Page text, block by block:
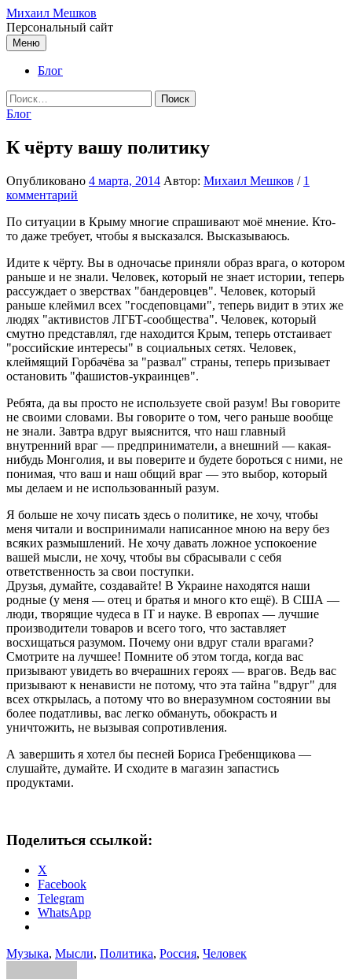
Перейти
к
содержимому
Михаил Мешков
Персональный сайт
Меню
Блог
Найти:
Блог
К чёрту вашу политику
Опубликовано 4 марта, 2014 Автор: Михаил Мешков / 1
комментарий
По ситуации в Крыму многие спрашивают моё мнение. Кто-
то даже требует, чтобы я высказался. Высказываюсь.
Идите к чёрту. Вы в одночасье приняли образ врага, о котором
раньше и не знали. Человек, который не знает истории, теперь
рассуждает о зверствах "бандеровцев". Человек, который
раньше клеймил всех "госдеповцами", теперь видит в этих же
людях "активистов ЛГБТ-сообщества". Человек, который
смутно представлял, где находится Крым, теперь отстаивает
"российские интересы" в социальных сетях. Человек,
клеймящий Горбачёва за "развал" страны, теперь призывает
остановить "фашистов-украинцев".
Ребята, да вы просто не используете свой разум! Вы говорите
не своими словами. Вы говорите о том, чего раньше вообще
не знали. Завтра вдруг выяснится, что наш главный
внутренний враг — предприниматели, а внешний — какая-
нибудь Монголия, и вы поверите и будете бороться с ними, не
понимая, что ваш и наш общий враг — это выбор, который
мы делаем и не использованный разум.
Я больше не хочу писать здесь о политике, не хочу, чтобы
меня читали и воспринимали написанное мною на веру без
всяких размышлений. Не хочу давать ложное успокоение
вашей мысли, не хочу, чтобы вы сбрасывали с себя
ответственность за свои поступки.
Друзья, думайте, создавайте! В Украине находятся наши
родные (у меня — отец и братья и много кто ещё). В США —
люди, творящие чудеса в IT и науке. В европах — лучшие
производители товаров и всего того, что заставляет
восхищаться разумом. Почему они вдруг стали врагами?
Смотрите на лучшее! Помните об этом тогда, когда вас
призывают увидеть во вчерашних героях — врагов. Ведь вас
призывают к ненависти не потому, что эта тайна "вдруг" для
всех открылась, а потому что во внеразумном состоянии вы
более податливы, вас легко обмануть, обокрасть и
уничтожить, не вызывая сопротивления.
А завершить я хотел бы песней Бориса Гребенщикова —
слушайте, думайте. И сходите в магазин запастись
продуктами.
Поделиться ссылкой:
X
Facebook
Telegram
WhatsApp
Музыка, Мысли, Политика, Россия, Человек